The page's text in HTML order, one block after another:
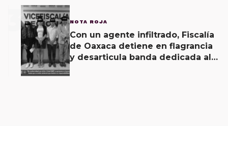
3 NOTA ROJA
Con un agente infiltrado, Fiscalía
de Oaxaca detiene en flagrancia
y desarticula banda dedicada al